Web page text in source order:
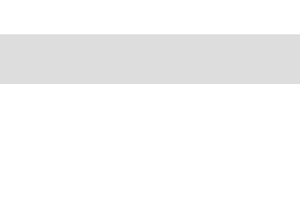
Pliego"